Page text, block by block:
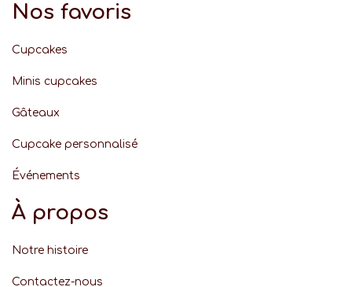
Nos favoris
Cupcakes
Minis cupcakes
Gâteaux
Cupcake personnalisé
Événements
À propos
Notre histoire
Contactez-nous